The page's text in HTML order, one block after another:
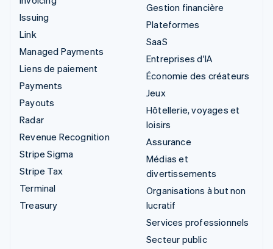
Issuing
Link
Managed Payments
Liens de paiement
Payments
Payouts
Radar
Revenue Recognition
Stripe Sigma
Stripe Tax
Terminal
Treasury
Gestion financière
Plateformes
SaaS
Entreprises d'IA
Économie des créateurs
Jeux
Hôtellerie, voyages et
loisirs
Assurance
Médias et
divertissements
Organisations à but non
lucratif
Services professionnels
Secteur public